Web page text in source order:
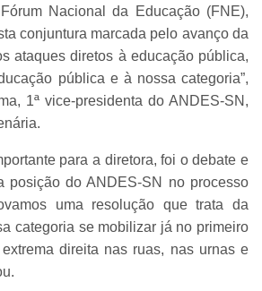
Nacional da Educação (FNE),
conjuntura marcada pelo avanço da
ataques diretos à educação pública,
pública e à nossa categoria”,
1ª vice-presidenta do ANDES-SN,
para a diretora, foi o debate e
posição do ANDES-SN no processo
uma resolução que trata da
categoria se mobilizar já no primeiro
direita nas ruas, nas urnas e